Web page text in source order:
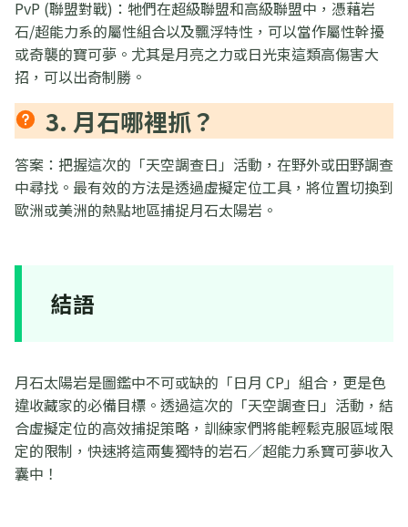
PvP (聯盟對戰)：牠們在超級聯盟和高級聯盟中，憑藉岩
石/超能力系的屬性組合以及飄浮特性，可以當作屬性幹擾
或奇襲的寶可夢。尤其是月亮之力或日光束這類高傷害大
招，可以出奇制勝。
3. 月石哪裡抓？
答案：把握這次的「天空調查日」活動，在野外或田野調查
中尋找。最有效的方法是透過虛擬定位工具，將位置切換到
歐洲或美洲的熱點地區捕捉月石太陽岩。
結語
月石太陽岩是圖鑑中不可或缺的「日月 CP」組合，更是色
違收藏家的必備目標。透過這次的「天空調查日」活動，結
合虛擬定位的高效捕捉策略，訓練家們將能輕鬆克服區域限
定的限制，快速將這兩隻獨特的岩石／超能力系寶可夢收入
囊中！